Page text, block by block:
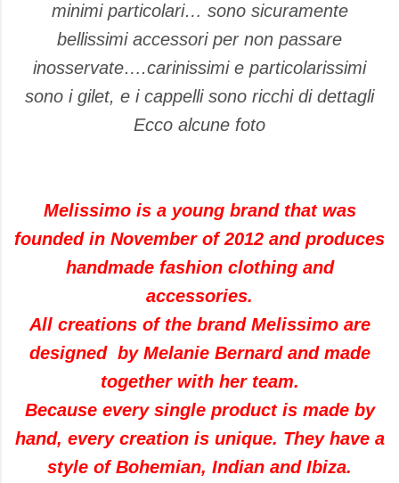
minimi particolari… sono sicuramente
bellissimi accessori per non passare
inosservate….carinissimi e particolarissimi
sono i gilet, e i cappelli sono ricchi di dettagli
Ecco alcune foto
Melissimo is a young brand that was
founded in November of 2012 and produces
handmade fashion clothing and
accessories.
All creations of the brand Melissimo are
designed by Melanie Bernard and made
together with her team.
Because every single product is made by
hand, every creation is unique. They have a
style of Bohemian, Indian and Ibiza.